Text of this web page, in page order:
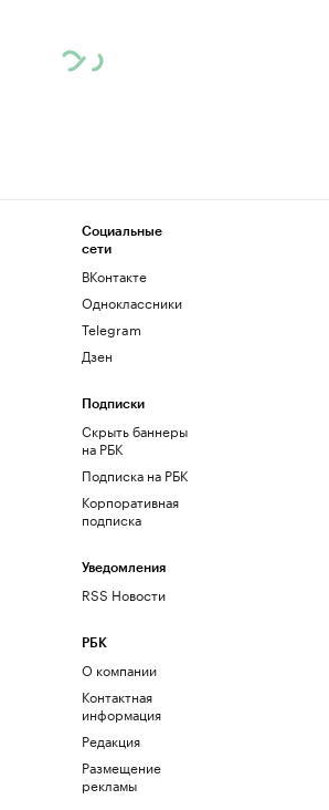
Социальные
сети
ВКонтакте
Одноклассники
Telegram
Дзен
Подписки
Скрыть баннеры
на РБК
Подписка на РБК
Корпоративная
подписка
Уведомления
RSS Новости
РБК
О компании
Контактная
информация
Редакция
Размещение
рекламы